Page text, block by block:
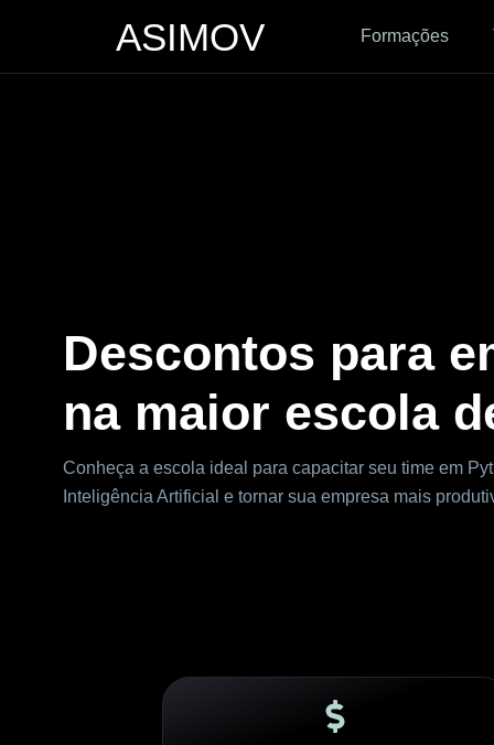
ASIMOV Formações
Descontos para
na maior escola
Conheça a escola ideal para capacitar seu time em
Inteligência Artificial e tornar sua empresa mais